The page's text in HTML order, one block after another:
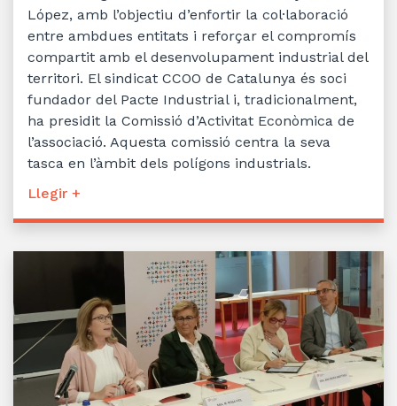
López, amb l’objectiu d’enfortir la col·laboració
entre ambdues entitats i reforçar el compromís
compartit amb el desenvolupament industrial del
territori. El sindicat CCOO de Catalunya és soci
fundador del Pacte Industrial i, tradicionalment,
ha presidit la Comissió d’Activitat Econòmica de
l’associació. Aquesta comissió centra la seva
tasca en l’àmbit dels polígons industrials.
Llegir +